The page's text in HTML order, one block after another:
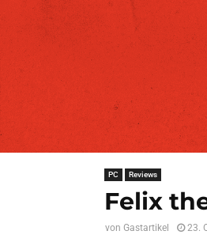
PC Reviews
Felix
von Gastartikel 23.